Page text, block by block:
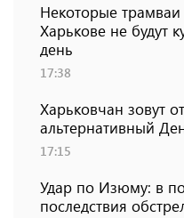
Некоторые
Харькове не будут
день
17:38
Харьковчан зовут
альтернативный
17:15
Удар по Изюму: в
последствия